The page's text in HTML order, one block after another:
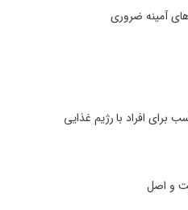
آمینه ضروری
افراد با رژیم غذایی
و اصل